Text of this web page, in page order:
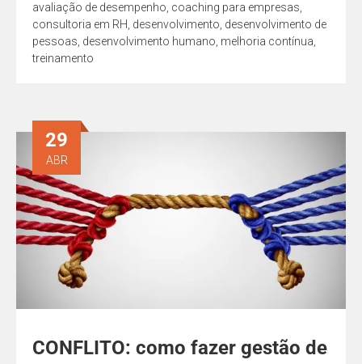
avaliação de desempenho coaching para empresas
consultoria em RH desenvolvimento desenvolvimento de
pessoas desenvolvimento humano melhoria contínua
treinamento
CONFLITO: como fazer gestão de
29
ABR